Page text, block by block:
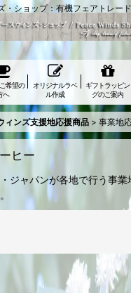
・ショップ：有機フェアトレー
希望の
へ
オリジナルラベ
ル作成
ギフトラッピン
グのご案内
ィンズ支援地応援商品 > 事業地
ヒー
ジャパンが各地で行う事